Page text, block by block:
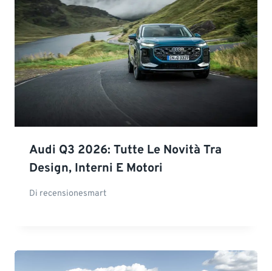
Audi Q3 2026: Tutte Le Novità Tra
Design, Interni E Motori
Di recensionesmart